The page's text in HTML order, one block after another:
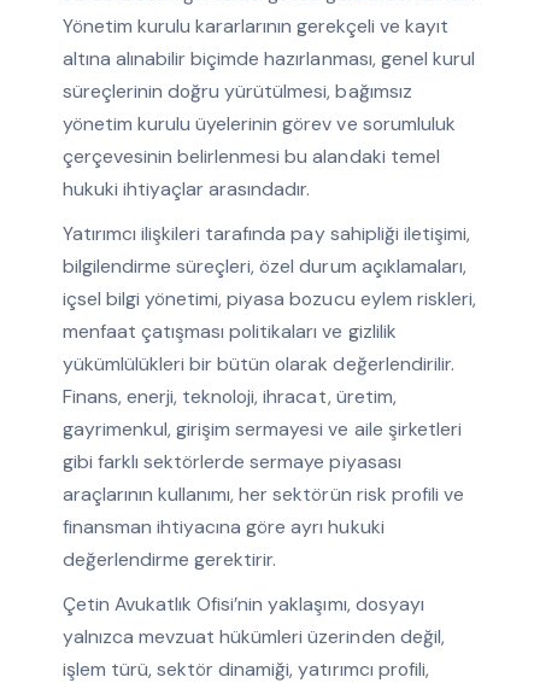
Yönetim kurulu kararlarının gerekçeli ve kayıt
altına alınabilir biçimde hazırlanması, genel kurul
süreçlerinin doğru yürütülmesi, bağımsız
yönetim kurulu üyelerinin görev ve sorumluluk
çerçevesinin belirlenmesi bu alandaki temel
hukuki ihtiyaçlar arasındadır.
Yatırımcı ilişkileri tarafında pay sahipliği iletişimi,
bilgilendirme süreçleri, özel durum açıklamaları,
içsel bilgi yönetimi, piyasa bozucu eylem riskleri,
menfaat çatışması politikaları ve gizlilik
yükümlülükleri bir bütün olarak değerlendirilir.
Finans, enerji, teknoloji, ihracat, üretim,
gayrimenkul, girişim sermayesi ve aile şirketleri
gibi farklı sektörlerde sermaye piyasası
araçlarının kullanımı, her sektörün risk profili ve
finansman ihtiyacına göre ayrı hukuki
değerlendirme gerektirir.
Çetin Avukatlık Ofisi’nin yaklaşımı, dosyayı
yalnızca mevzuat hükümleri üzerinden değil,
işlem türü, sektör dinamiği, yatırımcı profili,